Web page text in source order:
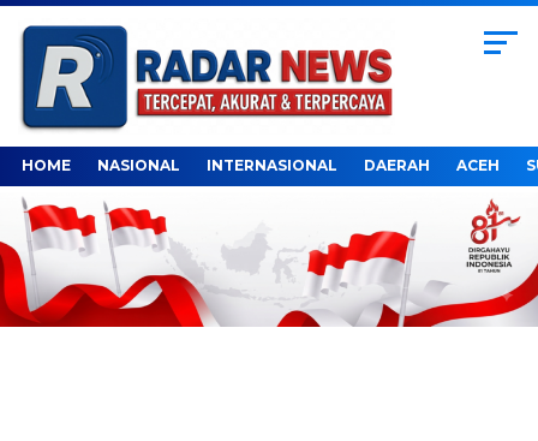
HOME NASIONAL INTERNASIONAL DAERAH ACEH